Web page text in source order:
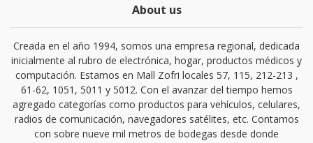
About us
Creada en el año 1994, somos una empresa regional, dedicada
inicialmente al rubro de electrónica, hogar, productos médicos y
computación. Estamos en Mall Zofri locales 57, 115, 212-213 ,
61-62, 1051, 5011 y 5012. Con el avanzar del tiempo hemos
agregado categorías como productos para vehículos, celulares,
radios de comunicación, navegadores satélites, etc. Contamos
con sobre nueve mil metros de bodegas desde donde